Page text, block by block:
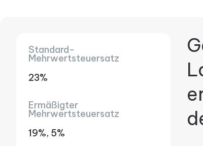
Standard-
Mehrwertsteuersatz
23%
Ermäßigter
Mehrwertsteuersatz
19%, 5%